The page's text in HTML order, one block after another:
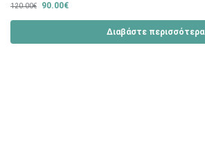
120.00€ 90.00€
Διαβάστε περισσότερα